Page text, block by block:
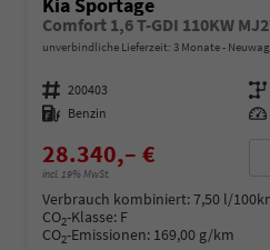
Kia Sportage
Comfort 1,6 T-GDI 110KW
unverbindliche Lieferzeit: 3 Monate
Fahrzeugnummer 200403 Getriebe
Kraftstoff Benzin Leistung
28.340,– €
incl. 19% MwSt.
Verbrauch kombiniert:7,50 l/
CO2-Klasse: F
CO2-Emissionen: 169,00 g/km